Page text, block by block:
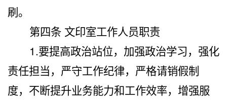
刷。
第四条 文印室工作人员职责
1.要提高政治站位，加强政治学习，强化
责任担当，严守工作纪律，严格请销假制
度，不断提升业务能力和工作效率，增强服